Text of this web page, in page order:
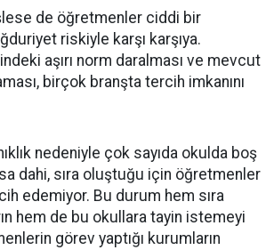
de öğretmenler ciddi bir
riskiyle karşı karşıya.
aşırı norm daralması ve mevcut
birçok branşta tercih imkanını
nedeniyle çok sayıda okulda boş
dahi, sıra oluştuğu için öğretmenler
edemiyor. Bu durum hem sıra
hem de bu okullara tayin istemeyi
görev yaptığı kurumların